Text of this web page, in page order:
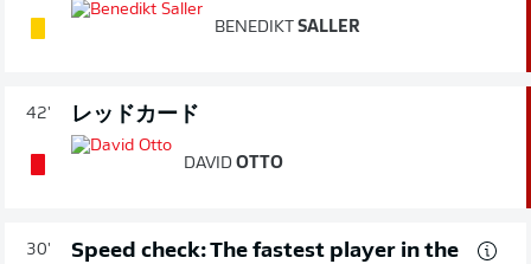
BENEDIKT SALLER
42' レッドカード
DAVID OTTO
30'
Speed check: The fastest player in the